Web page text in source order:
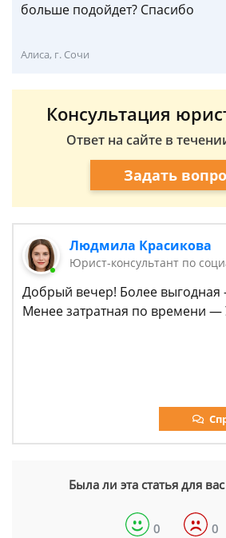
больше подойдет? Спасибо
Алиса, г. Сочи
Консультация
Ответ на сайте в
Задать
Людмила Красикова
Юрист-консультант по
Добрый вечер! Более
Менее затратная по времени —
Была ли эта статья для
0 0